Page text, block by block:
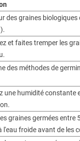
des graines
et faites tremper les
des méthodes de
une humidité constante
graines germées entre
l'eau froide avant de les